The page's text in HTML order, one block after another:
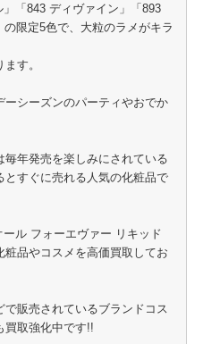
」「843 ディヴァイン」「893
限定5色で、大粒のラメがキラ
す。
ーシーズンのパーティやおでか
年発売を楽しみにされている
すぐに売れる人気の化粧品で
ル フォーエヴァー リキッド
品やコスメを高価買取してお
販売されているブランドコス
買取強化中です!!